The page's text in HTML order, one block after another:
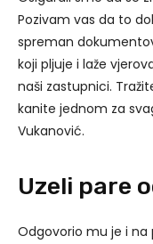
Pozivam vas da to
spreman
koji pljuje i laže
naši zastupnici.
kanite jednom za
Vukanović.
Uzeli pare
Odgovorio mu je i na